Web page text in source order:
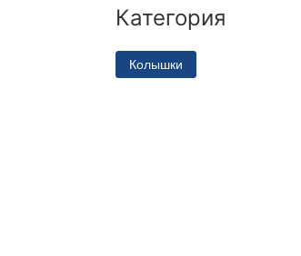
Категория
Колышки